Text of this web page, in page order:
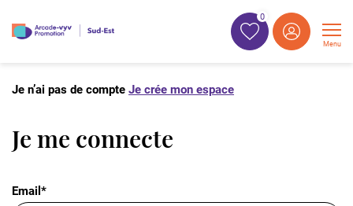
0
Menu
Je n’ai pas de compte Je crée mon espace
Je me connecte
Email*